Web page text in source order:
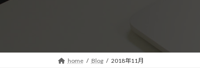
home Blog 2018年11月